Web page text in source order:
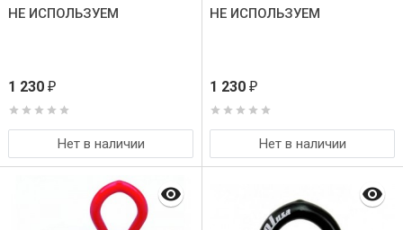
НЕ ИСПОЛЬЗУЕМ
1 230 ₽
Нет в наличии
НЕ ИСПОЛЬЗУЕМ
1 230 ₽
Нет в наличии